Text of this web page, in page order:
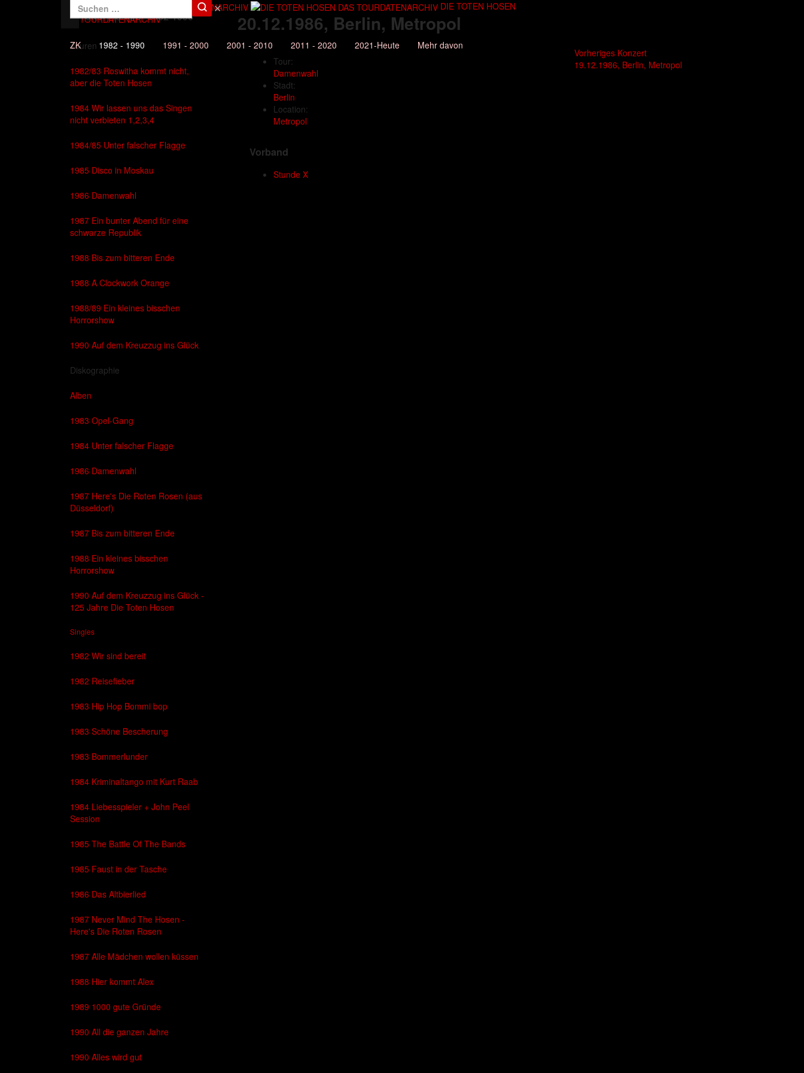
DIE TOTEN HOSEN
DAS TOURDATENARCHIV
✕
ZK 1982 - 1990 1991 - 2000 2001 - 2010 2011 - 2020 2021-Heute Mehr davon
20.12.1986, Berlin, Metropol
Tour:
Damenwahl
Stadt:
Berlin
Location:
Metropol
Vorband
Stunde X
Vorheriges Konzert
19.12.1986, Berlin, Metropol
Die Toten Hosen - 1982-1990
Touren
1982/83 Roswitha kommt nicht,
aber die Toten Hosen
1984 Wir lassen uns das Singen
nicht verbieten 1,2,3,4
1984/85 Unter falscher Flagge
1985 Disco in Moskau
1986 Damenwahl
1987 Ein bunter Abend für eine
schwarze Republik
1988 Bis zum bitteren Ende
1988 A Clockwork Orange
1988/89 Ein kleines bisschen
Horrorshow
1990 Auf dem Kreuzzug ins Glück
Diskographie
Alben
1983 Opel-Gang
1984 Unter falscher Flagge
1986 Damenwahl
1987 Here's Die Roten Rosen (aus
Düsseldorf)
1987 Bis zum bitteren Ende
1988 Ein kleines bisschen
Horrorshow
1990 Auf dem Kreuzzug ins Glück -
125 Jahre Die Toten Hosen
Singles
1982 Wir sind bereit
1982 Reisefieber
1983 Hip Hop Bommi bop
1983 Schöne Bescherung
1983 Bommerlunder
1984 Kriminaltango mit Kurt Raab
1984 Liebesspieler + John Peel
Session
1985 The Battle Of The Bands
1985 Faust in der Tasche
1986 Das Altbierlied
1987 Never Mind The Hosen -
Here's Die Roten Rosen
1987 Alle Mädchen wollen küssen
1988 Hier kommt Alex
1989 1000 gute Gründe
1990 All die ganzen Jahre
1990 Alles wird gut